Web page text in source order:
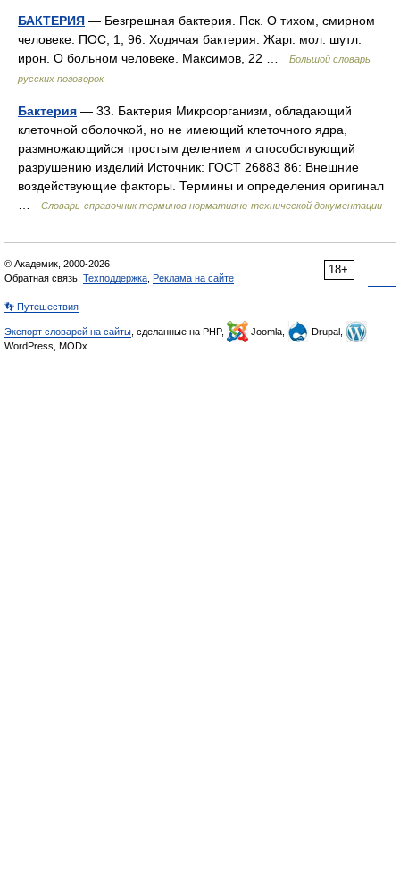
БАКТЕРИЯ — Безгрешная бактерия. Пск. О тихом, смирном
человеке. ПОС, 1, 96. Ходячая бактерия. Жарг. мол. шутл.
ирон. О больном человеке. Максимов, 22 …
Большой словарь
русских поговорок
Бактерия — 33. Бактерия Микроорганизм, обладающий
клеточной оболочкой, но не имеющий клеточного ядра,
размножающийся простым делением и способствующий
разрушению изделий Источник: ГОСТ 26883 86: Внешние
воздействующие факторы. Термины и определения оригинал
Словарь-справочник терминов нормативно-технической документации
18+
© Академик, 2000-2026
Обратная связь: Техподдержка Реклама на сайте
👣 Путешествия
Экспорт словарей на сайты , сделанные на PHP, Joomla,
Drupal,
WordPress, MODx.